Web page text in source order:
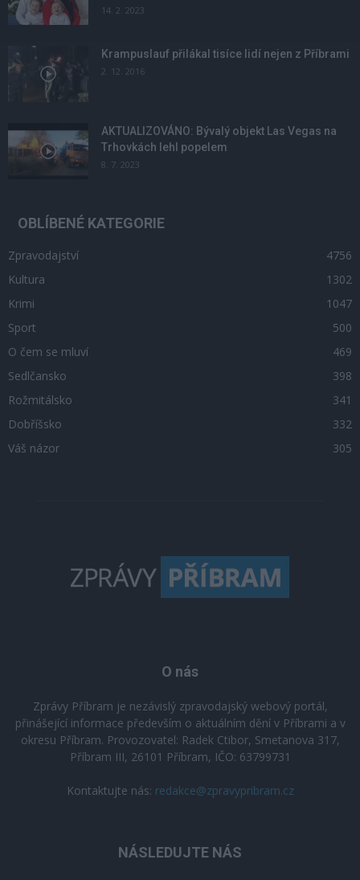
14. 2. 2023
Krampuslauf přilákal tisíce lidí nejen z Příbrami
2. 12. 2016
AKTUALIZOVÁNO: Bývalý objekt Las Vegas na
Trhovkách lehl popelem
8. 7. 2023
OBLÍBENÉ KATEGORIE
Zpravodajství
4756
Kultura
1302
Krimi
1047
Sport
500
O čem se mluví
469
Sedlčansko
398
Rožmitálsko
341
Dobříšsko
332
Váš názor
305
O nás
Zprávy Příbram je nezávislý zpravodajský webový portál,
přinášející informace především o aktuálním dění v Příbrami a v
okresu Příbram. Provozovatel: Radek Ctibor, Smetanova 317,
Příbram III, 26101 Příbram, IČO: 63799731
Kontaktujte nás: redakce@zpravypribram.cz
NÁSLEDUJTE NÁS